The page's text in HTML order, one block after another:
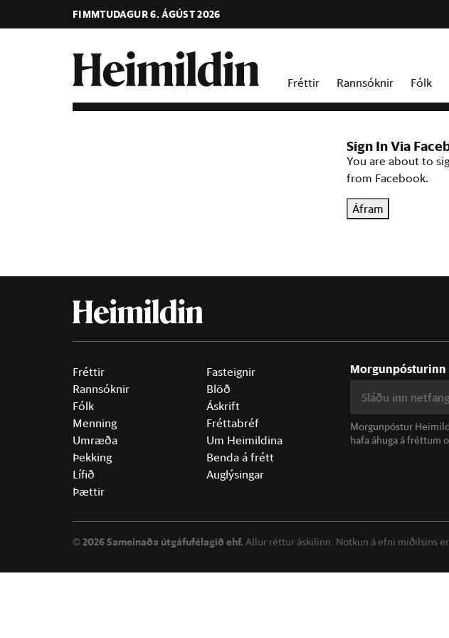
FIMMTUDAGUR 6. ÁGÚST 2026
Fréttir Rannsóknir Fólk
Sign In Via
You are about to
from Facebook.
Áfram
Fréttir
Rannsóknir
Fólk
Menning
Umræða
Þekking
Lífið
Þættir
Fasteignir
Blöð
Áskrift
Fréttabréf
Um Heimildina
Benda á frétt
Auglýsingar
Morgunpósturinn
Morgunpóstur
hafa áhuga á fréttum
©2026 Sameinaða útgáfufélagið ehf. Allur réttur áskilinn. Notkun á efni miðilsins